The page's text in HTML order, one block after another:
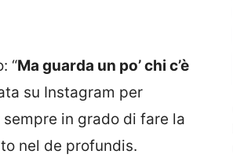
“Ma guarda un po’ chi c’è
su Instagram per
in grado di fare la
nel de profundis.